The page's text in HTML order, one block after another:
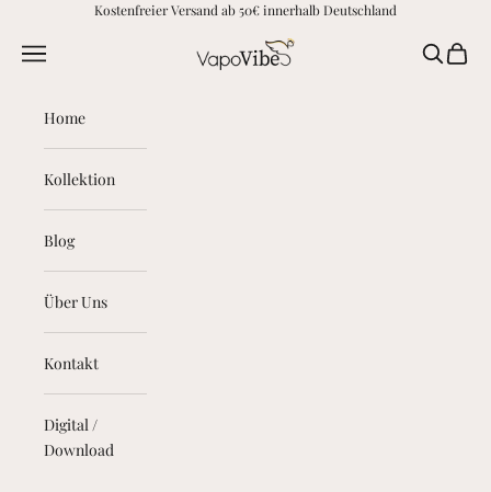
Zum Inhalt springenKostenfreier Versand ab 50€ innerhalb Deutschland
vapovibes.com
Menü Suchen
Home
Kollektion
Blog
Über Uns
Kontakt
Digital /
Download